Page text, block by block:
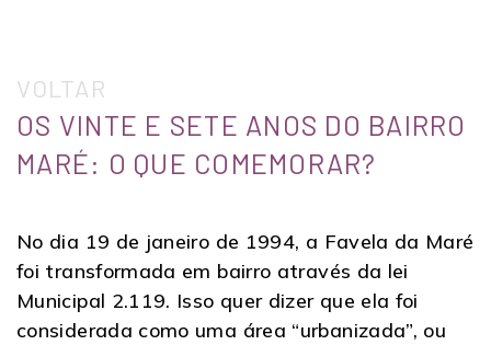
VOLTAR
OS VINTE E SETE ANOS DO BAIRRO
MARÉ: O QUE COMEMORAR?
No dia 19 de janeiro de 1994, a Favela da Maré
foi transformada em bairro através da lei
Municipal 2.119. Isso quer dizer que ela foi
considerada como uma área “urbanizada”, ou